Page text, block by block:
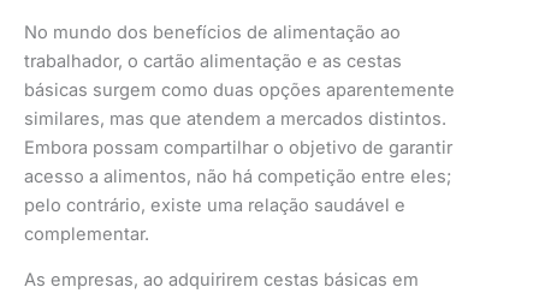
No mundo dos benefícios de alimentação ao
trabalhador, o cartão alimentação e as cestas
básicas surgem como duas opções aparentemente
similares, mas que atendem a mercados distintos.
Embora possam compartilhar o objetivo de garantir
acesso a alimentos, não há competição entre eles;
pelo contrário, existe uma relação saudável e
complementar.
As empresas, ao adquirirem cestas básicas em